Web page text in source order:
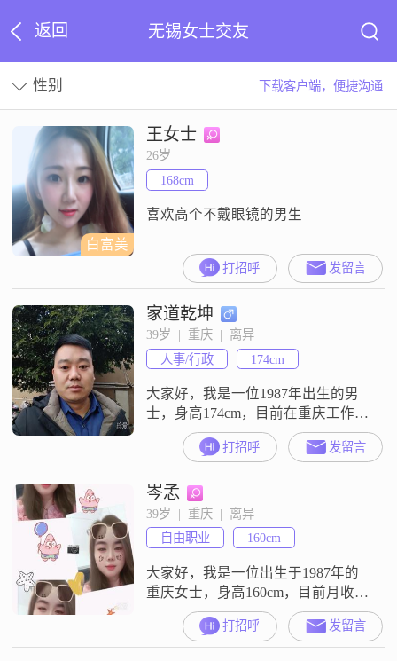
返回 无锡女士交友
性别 下载客户端，便捷沟通
白富美
王女士
26岁
168cm
喜欢高个不戴眼镜的男生
打招呼 发留言
家道乾坤
39岁  |  重庆  |  离异
人事/行政
174cm
大家好，我是一位1987年出生的男
士，身高174cm，目前在重庆工作，
月收入在5001到8000元之间
##3002##我拥有大学本科学历，平
时喜欢追求简单的生活方式，注重
理性冷静地处理问题##3002##我热
爱公益事业，是一名志愿者，积极
参与各种公益活动，希望能为社会
贡献自己的一份力量##3002##此
外，我还对太极养
打招呼 发留言
岑孞
39岁  |  重庆  |  离异
自由职业
160cm
大家好，我是一位出生于1987年的
重庆女士，身高160cm，目前月收入
在5001-8000元之间##3002##我拥有
中专学历，在工作中我一直保持着
认真负责的态度##3002##我性格细
打招呼 发留言